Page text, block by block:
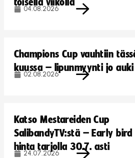
04.08.2026
Champions Cup vauhtiin
kuussa – lipunmyynti jo auki
02.08.2026
Katso Mestareiden Cup
SalibandyTV:stä – Early
hinta tarjolla 30.7. asti
24.07.2026